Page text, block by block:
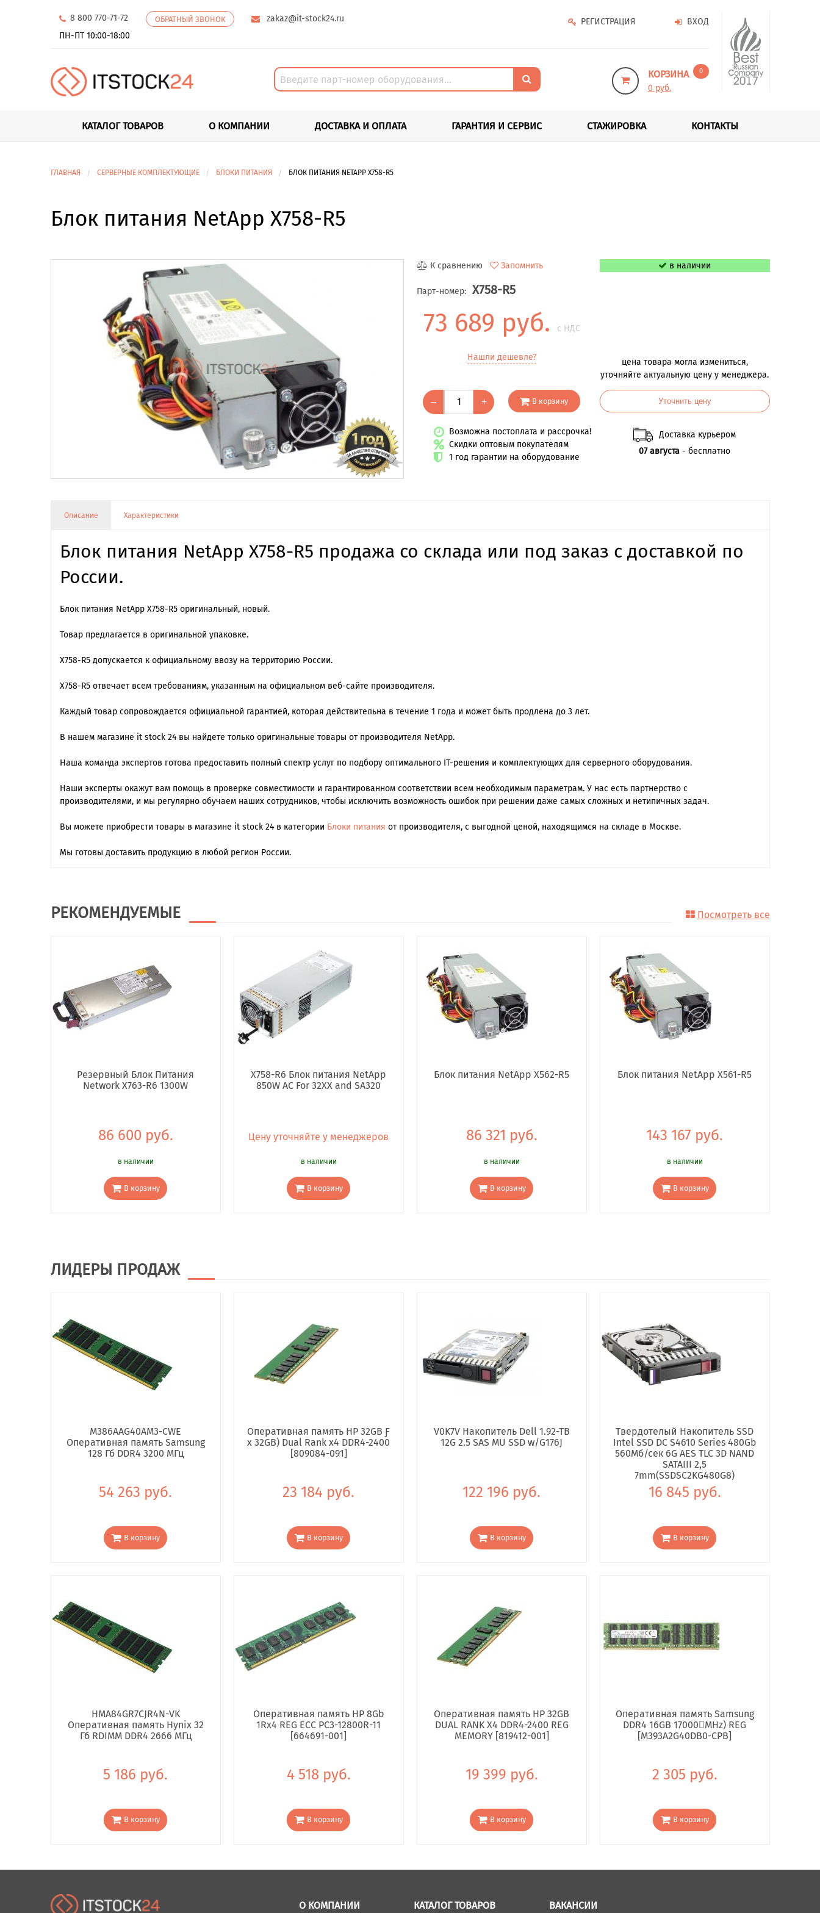
8 800 770-71-72 ОБРАТНЫЙ ЗВОНОК
zakaz@it-stock24.ru
ПН-ПТ 10:00-18:00
ВХОД
РЕГИСТРАЦИЯ
КОРЗИНА 0
0 руб.
КАТАЛОГ ТОВАРОВ О КОМПАНИИ ДОСТАВКА И ОПЛАТА ГАРАНТИЯ И СЕРВИС СТАЖИРОВКА КОНТАКТЫ
ГЛАВНАЯ СЕРВЕРНЫЕ КОМПЛЕКТУЮЩИЕ БЛОКИ ПИТАНИЯ БЛОК ПИТАНИЯ NETAPP X758-R5
Блок питания NetApp X758-R5
К сравнению Запомнить
Парт-номер: X758-R5
73 689 руб. с НДС
Нашли дешевле?
– + В корзину
Возможна постоплата и рассрочка!
Скидки оптовым покупателям
1 год гарантии на оборудование
в наличии
цена товара могла измениться,
уточняйте актуальную цену у менеджера.
Уточнить цену
Доставка курьером
07 августа - бесплатно
Описание Характеристики
Блок питания NetApp X758-R5 продажа со склада или под заказ с доставкой по
России.
Блок питания NetApp X758-R5 оригинальный, новый.
Товар предлагается в оригинальной упаковке.
X758-R5 допускается к официальному ввозу на территорию России.
X758-R5 отвечает всем требованиям, указанным на официальном веб-сайте производителя.
Каждый товар сопровождается официальной гарантией, которая действительна в течение 1 года и может быть продлена до 3 лет.
В нашем магазине it stock 24 вы найдете только оригинальные товары от производителя NetApp.
Наша команда экспертов готова предоставить полный спектр услуг по подбору оптимального IT-решения и комплектующих для серверного оборудования.
Наши эксперты окажут вам помощь в проверке совместимости и гарантированном соответствии всем необходимым параметрам. У нас есть партнерство с
производителями, и мы регулярно обучаем наших сотрудников, чтобы исключить возможность ошибок при решении даже самых сложных и нетипичных задач.
Вы можете приобрести товары в магазине it stock 24 в категории Блоки питания от производителя, с выгодной ценой, находящимся на складе в Москве.
Мы готовы доставить продукцию в любой регион России.
РЕКОМЕНДУЕМЫЕ Посмотреть все
Резервный Блок Питания
Network X763-R6 1300W
86 600 руб.
в наличии
В корзину
X758-R6 Блок питания NetApp
850W AC For 32XX and SA320
Цену уточняйте у менеджеров
в наличии
В корзину
Блок питания NetApp X562-R5
86 321 руб.
в наличии
В корзину
Блок питания NetApp X561-R5
143 167 руб.
в наличии
В корзину
ЛИДЕРЫ ПРОДАЖ
M386AAG40AM3-CWE
Оперативная память Samsung
128 Гб DDR4 3200 МГц
54 263 руб.
В корзину
Оперативная память HP 32GB Ƒ
x 32GB) Dual Rank x4 DDR4-2400
[809084-091]
23 184 руб.
В корзину
V0K7V Накопитель Dell 1.92-TB
12G 2.5 SAS MU SSD w/G176J
122 196 руб.
В корзину
Твердотелый Накопитель SSD
Intel SSD DC S4610 Series 480Gb
560Мб/сек 6G AES TLC 3D NAND
SATAIII 2,5
7mm(SSDSC2KG480G8)
16 845 руб.
В корзину
HMA84GR7CJR4N-VK
Оперативная память Hynix 32
Гб RDIMM DDR4 2666 МГц
5 186 руб.
В корзину
Оперативная память HP 8Gb
1Rx4 REG ECC PC3-12800R-11
[664691-001]
4 518 руб.
В корзину
Оперативная память HP 32GB
DUAL RANK X4 DDR4-2400 REG
MEMORY [819412-001]
19 399 руб.
В корзину
Оперативная память Samsung
DDR4 16GB 17000񢋕MHz) REG
[M393A2G40DB0-CPB]
2 305 руб.
В корзину
О КОМПАНИИ КАТАЛОГ ТОВАРОВ ВАКАНСИИ